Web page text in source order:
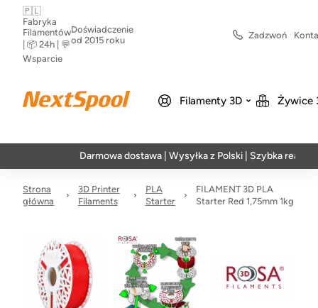
🇵🇱
Fabryka
Filamentów
| 📦 24h | 💬
Wsparcie
Doświadczenie
od 2015 roku
Zadzwoń
Filamenty 3D Żywice
Darmowa dostawa | Wysyłka z Polski | Szybka realizacja w
Strona
główna
3D Printer
Filaments
PLA
Starter
FILAMENT 3D PLA
Starter Red 1,75mm 1kg